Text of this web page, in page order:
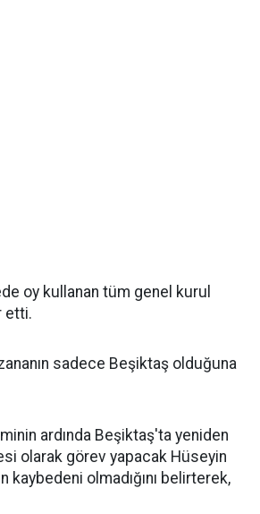
oy kullanan tüm genel kurul
etti.
sadece Beşiktaş olduğuna
ardında Beşiktaş'ta yeniden
olarak görev yapacak Hüseyin
kaybedeni olmadığını belirterek,